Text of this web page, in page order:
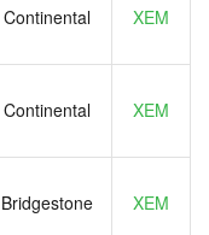
Continental XEM
Continental XEM
Bridgestone XEM